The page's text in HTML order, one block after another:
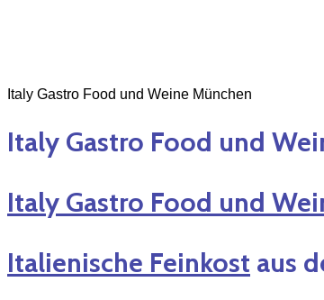
Italy Gastro Food und Weine München
Italy Gastro Food und
Italy Gastro Food und
Italienische Feinkost aus